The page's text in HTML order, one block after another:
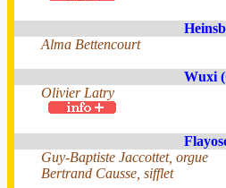
Alma Bettencourt
Wuxi
Olivier Latry
Guy-Baptiste Jaccottet, orgue
Bertrand Causse, sifflet